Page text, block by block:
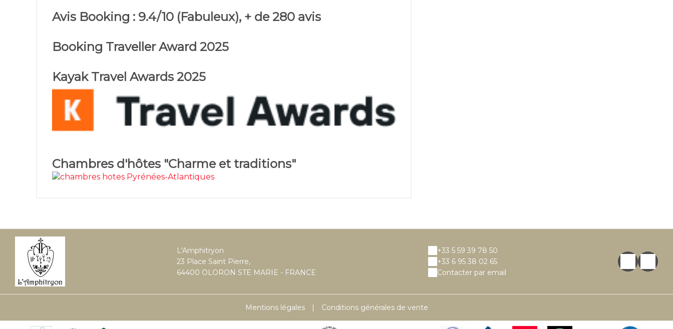
Avis Booking : 9.4/10 (Fabuleux), + de 280 avis
Booking Traveller Award 2025
Kayak Travel Awards 2025
Chambres d'hôtes "Charme et traditions"
L'Amphitryon
23 Place Saint Pierre,
64400 OLORON STE MARIE - FRANCE
+33 5 59 39 78 50
+33 6 95 38 02 65
Contacter par email
Mentions légales | Conditions générales de vente